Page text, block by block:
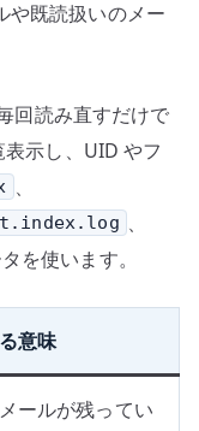
や既読扱いのメー
回読み直すだけで
示し、UID やフ
、
、
を使います。
意味
ールが残ってい